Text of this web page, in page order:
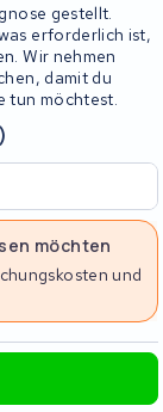
gestellt.
erforderlich ist,
Wir nehmen
damit du
tun möchtest.
möchten
und